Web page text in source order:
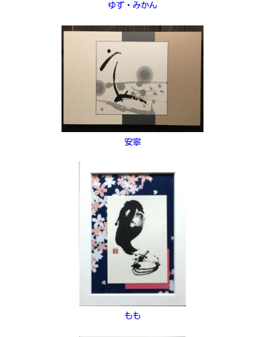
ゆず・みかん
安寧
もも